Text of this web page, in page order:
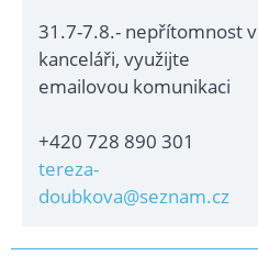
31.7-7.8.- nepřítomnost v
kanceláři, využijte
emailovou komunikaci
+420 728 890 301
tereza-
doubkova@seznam.cz